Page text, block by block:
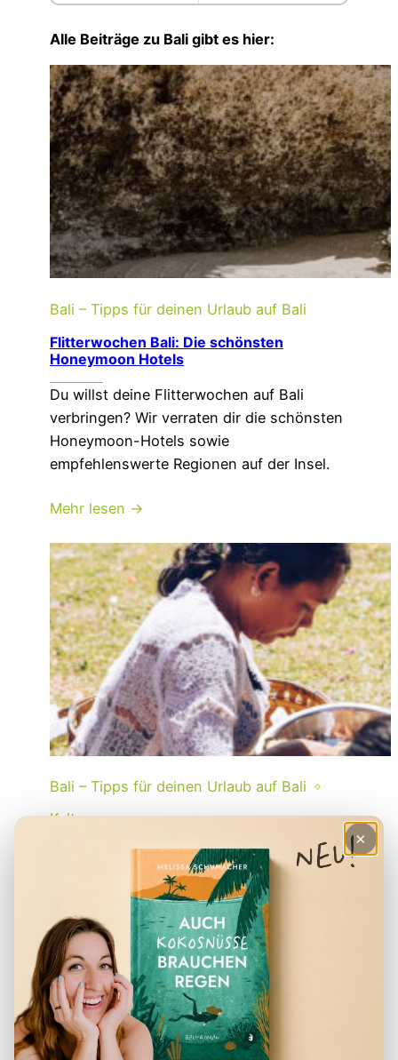
Alle Beiträge zu Bali gibt es hier:
Bali – Tipps für deinen Urlaub auf Bali
Flitterwochen Bali: Die schönsten
Honeymoon Hotels
Du willst deine Flitterwochen auf Bali
verbringen? Wir verraten dir die schönsten
Honeymoon-Hotels sowie
empfehlenswerte Regionen auf der Insel.
Mehr lesen →
Bali – Tipps für deinen Urlaub auf Bali
Kultur
Galungan & Kuningan auf Bali: Alles, was
du wissen musst
Bis zu zweimal im Jahr verwandelt sich Bali
in ein farbenfrohes Fest der Spiritualität:
Galungan und Kuningan feiern den Sieg
des Guten über das Böse und sind tief in
der balinesischen Kultur verwurzelt. Für
Reisende ist diese Zeit eine wunderbare
Gelegenheit, das spirituelle Bali ganz nah
×